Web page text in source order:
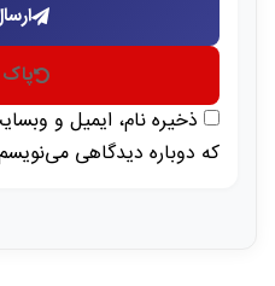
ذخیره نام، ایمیل و
که دوباره دیدگاهی